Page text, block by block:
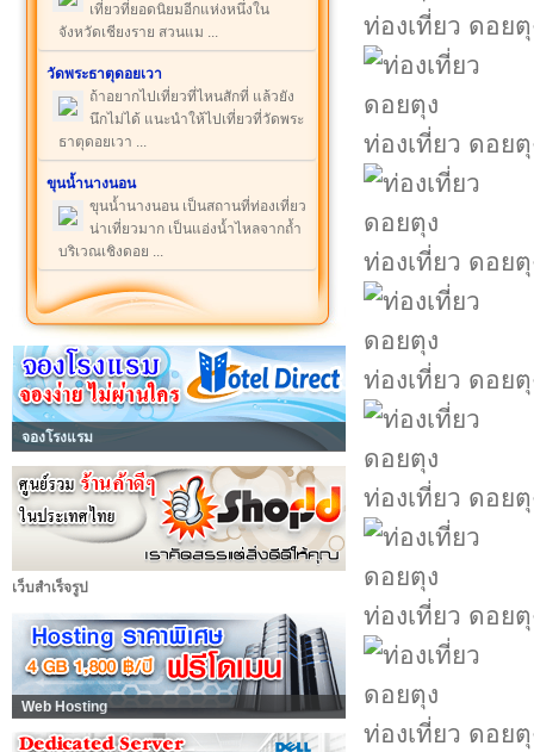
เที่ยวที่ยอดนิยมอีกแห่งหนึ่งใน
จังหวัดเชียงราย สวนแม ...
วัดพระธาตุดอยเวา
ถ้าอยากไปเที่ยวที่ไหนสักที่ แล้วยัง
นึกไม่ได้ แนะนำให้ไปเที่ยวที่วัดพระ
ธาตุดอยเวา ...
ขุนน้ำนางนอน
ขุนน้ำนางนอน เป็นสถานที่ท่องเที่ยว
น่าเที่ยวมาก เป็นแอ่งน้ำไหลจากถ้ำ
บริเวณเชิงดอย ...
จองโรงแรม
เว็บสำเร็จรูป
Web Hosting
ท่องเที่ยว ดอยตุ
ท่องเที่ยว ดอยตุ
ท่องเที่ยว ดอยตุ
ท่องเที่ยว ดอยตุ
ท่องเที่ยว ดอยตุ
ท่องเที่ยว ดอยตุ
ท่องเที่ยว ดอยตุ